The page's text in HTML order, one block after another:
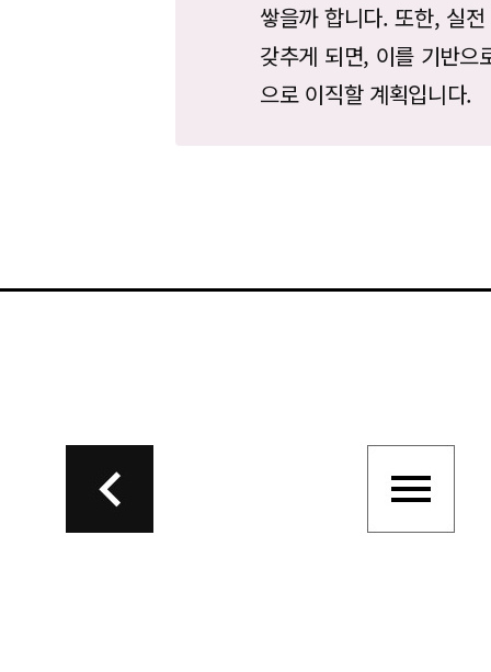
쌓을까 합니다. 또한, 실
갖추게 되면, 이를 기반
으로 이직할 계획입니다.